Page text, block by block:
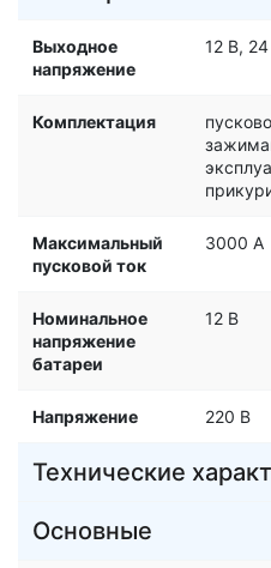
Выходное
напряжение
12 В,
Комплектация
Максимальный
пусковой ток
3000 A
Номинальное
напряжение
батареи
12 В
Напряжение 220 В
Технические
Основные